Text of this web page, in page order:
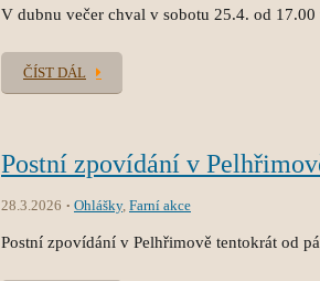
V dubnu večer chval v sobotu 25.4. od
ČÍST DÁL
Postní zpovídání v
28.3.2026 Ohlášky, Farní akce
Postní zpovídání v Pelhřimově tentokrát od